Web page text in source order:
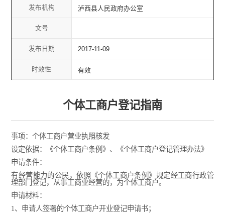
发布机构 泸西县人民政府办公室
文号
发布日期 2017-11-09
时效性 有效
个体工商户登记指南
事项：个体工商户营业执照核发
设定依据：《个体工商户条例》、《个体工商户登记管理办法》
申请条件：
有经营能力的公民，依照《个体工商户条例》规定经工商行政管
理部门登记，从事工商业经营的，为个体工商户。
申请材料：
1、申请人签署的个体工商户开业登记申请书；